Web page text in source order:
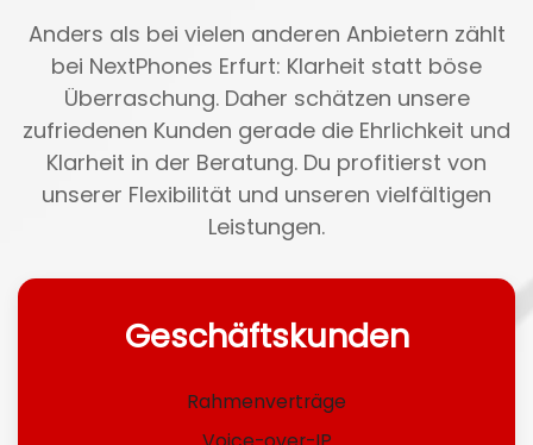
Anders als bei vielen anderen Anbietern zählt
bei NextPhones Erfurt: Klarheit statt böse
Überraschung. Daher schätzen unsere
zufriedenen Kunden gerade die Ehrlichkeit und
Klarheit in der Beratung. Du profitierst von
unserer Flexibilität und unseren vielfältigen
Leistungen.
Geschäftskunden
Rahmenverträge